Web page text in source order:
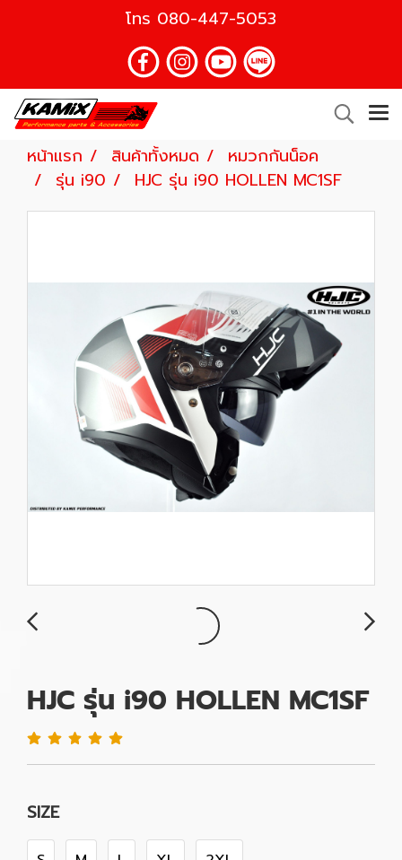
โทร 080-447-5053
หน้าแรก สินค้าทั้งหมด
หมวกกันน็อค
รุ่น i90
HJC รุ่น i90 HOLLEN MC1SF
HJC รุ่น i90 HOLLEN MC1SF
SIZE